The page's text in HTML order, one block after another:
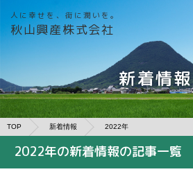
人に幸せを、街に潤いを。
秋山興産株式会社
新着情報
TOP 新着情報 2022年
2022年の新着情報の記事一覧